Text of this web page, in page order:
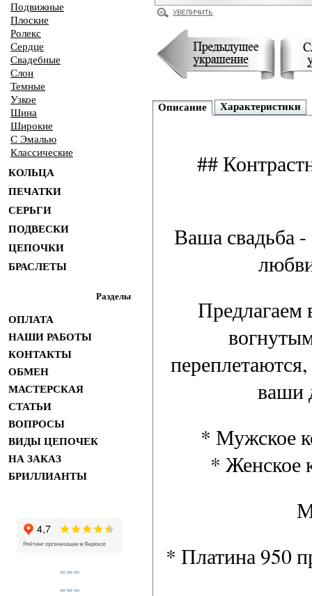
Подвижные
Плоские
Ролекс
Сердце
Свадебные
Слон
Темные
Узкое
Шина
Широкие
С Эмалью
Классические
КОЛЬЦА
ПЕЧАТКИ
СЕРЬГИ
ПОДВЕСКИ
ЦЕПОЧКИ
БРАСЛЕТЫ
Разделы
ОПЛАТА
НАШИ РАБОТЫ
КОНТАКТЫ
ОБМЕН
МАСТЕРСКАЯ
СТАТЬИ
ВОПРОСЫ
ВИДЫ ЦЕПОЧЕК
НА ЗАКАЗ
БРИЛЛИАНТЫ
Описание Характеристики
##
Ваша свадьба -
Предлагаем
ваши
* Мужское
* Женское
* Платина 950